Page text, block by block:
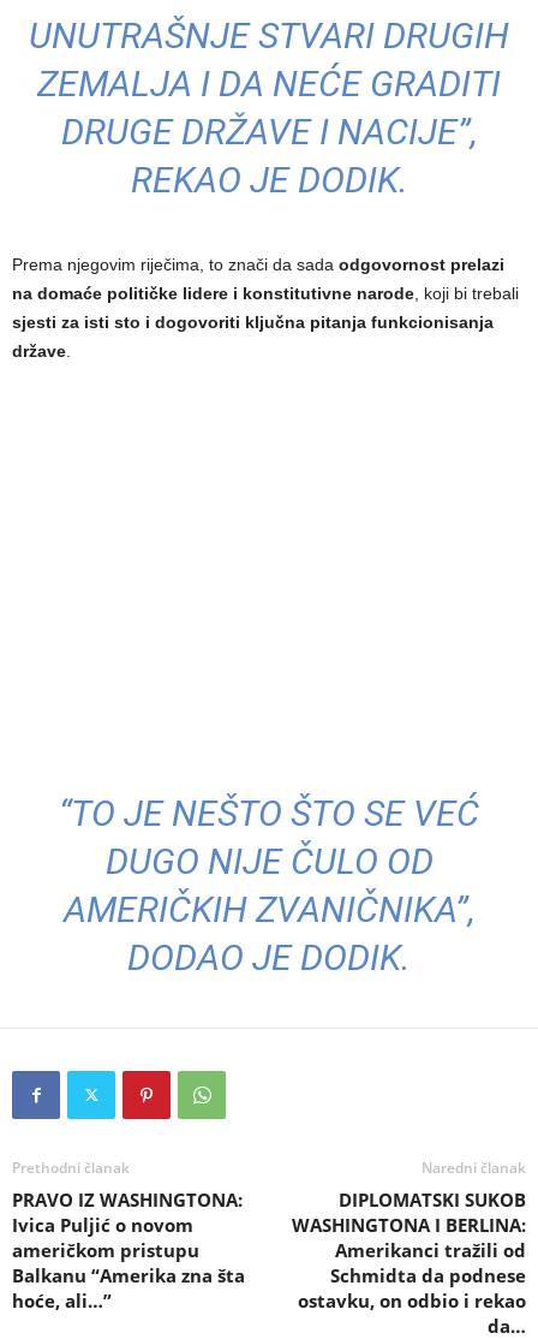
UNUTRAŠNJE STVARI DRUGIH
ZEMALJA I DA NEĆE GRADITI
DRUGE DRŽAVE I NACIJE”,
REKAO JE DODIK.
Prema njegovim riječima, to znači da sada odgovornost prelazi
na domaće političke lidere i konstitutivne narode , koji bi trebali
sjesti za isti sto i dogovoriti ključna pitanja funkcionisanja
države
“TO JE NEŠTO ŠTO SE VEĆ
DUGO NIJE ČULO OD
AMERIČKIH ZVANIČNIKA”,
DODAO JE DODIK.
Prethodni članak
PRAVO IZ WASHINGTONA:
Ivica Puljić o novom
američkom pristupu
Balkanu “Amerika zna šta
hoće, ali…”
Naredni članak
DIPLOMATSKI SUKOB
WASHINGTONA I BERLINA:
Amerikanci tražili od
Schmidta da podnese
ostavku, on odbio i rekao
da…